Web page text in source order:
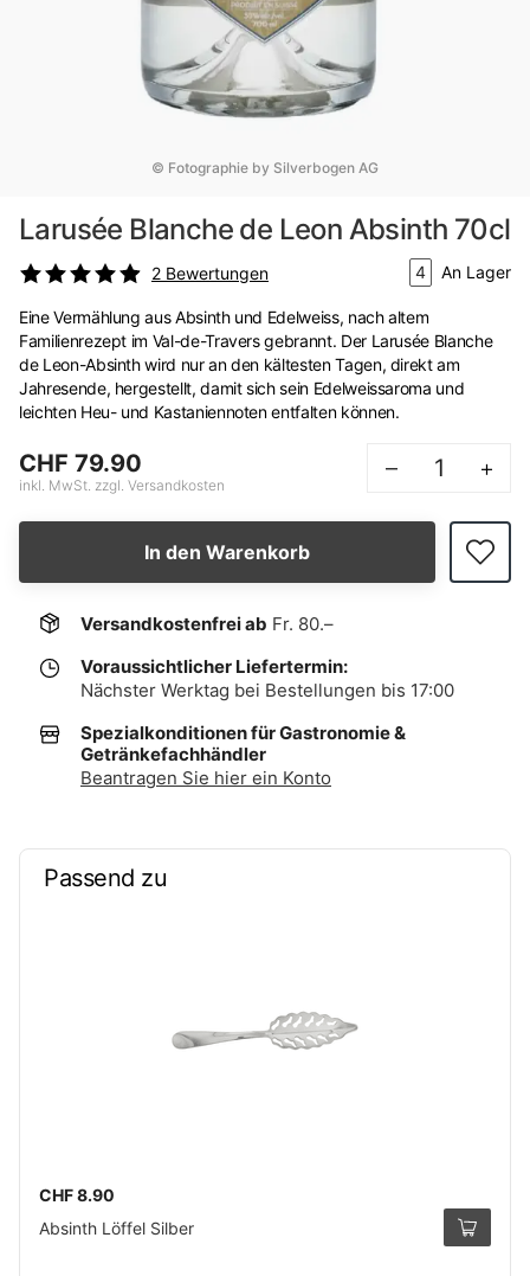
© Fotographie by Silverbogen AG
Larusée Blanche de Leon Absinth 70cl
2 Bewertungen 4 An Lager
Eine Vermählung aus Absinth und Edelweiss, nach altem
Familienrezept im Val-de-Travers gebrannt. Der Larusée Blanche
de Leon-Absinth wird nur an den kältesten Tagen, direkt am
Jahresende, hergestellt, damit sich sein Edelweissaroma und
leichten Heu- und Kastaniennoten entfalten können.
CHF 79.90
inkl. MwSt. zzgl. Versandkosten
– +
In den Warenkorb
Versandkostenfrei ab Fr. 80.–
Voraussichtlicher Liefertermin:
Nächster Werktag bei Bestellungen bis 17:00
Spezialkonditionen für Gastronomie &
Getränkefachhändler
Beantragen Sie hier ein Konto
Passend zu
CHF 8.90
Absinth Löffel Silber